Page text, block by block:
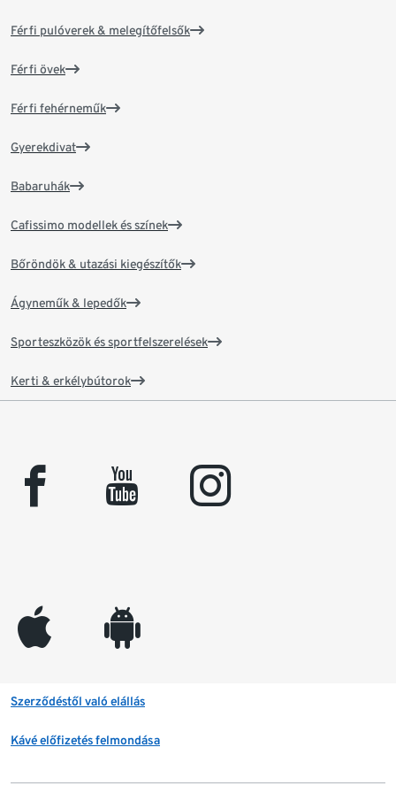
Férfi pulóverek & melegítőfelsők
Férfi övek
Férfi fehérneműk
Gyerekdivat
Babaruhák
Cafissimo modellek és színek
Bőröndök & utazási kiegészítők
Ágyneműk & lepedők
Sporteszközök és sportfelszerelések
Kerti & erkélybútorok
facebook youtube instagram
appleinc android
Szerződéstől való elállás
Kávé előfizetés felmondása